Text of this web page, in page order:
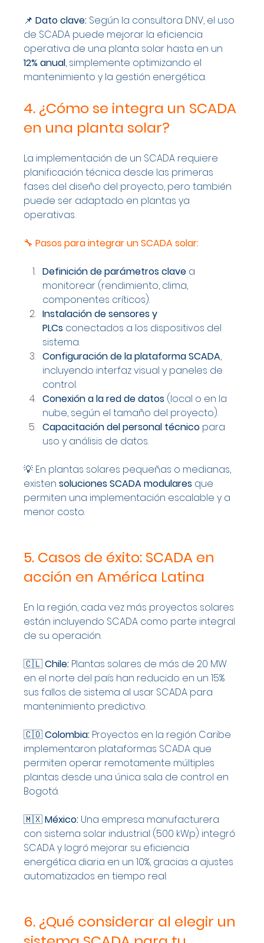
📌 Dato clave: Según la consultora DNV, el uso
de SCADA puede mejorar la eficiencia
operativa de una planta solar hasta en un
12% anual, simplemente optimizando el
mantenimiento y la gestión energética.
4. ¿Cómo se integra un SCADA
en una planta solar?
La implementación de un SCADA requiere
planificación técnica desde las primeras
fases del diseño del proyecto, pero también
puede ser adaptado en plantas ya
operativas.
🔧 Pasos para integrar un SCADA solar:
Definición de parámetros clave a
monitorear (rendimiento, clima,
componentes críticos).
Instalación de sensores y
PLCs conectados a los dispositivos del
sistema.
Configuración de la plataforma SCADA,
incluyendo interfaz visual y paneles de
control.
Conexión a la red de datos (local o en la
nube, según el tamaño del proyecto).
Capacitación del personal técnico para
uso y análisis de datos.
💡 En plantas solares pequeñas o medianas,
existen soluciones SCADA modulares que
permiten una implementación escalable y a
menor costo.
5. Casos de éxito: SCADA en
acción en América Latina
En la región, cada vez más proyectos solares
están incluyendo SCADA como parte integral
de su operación.
🇨🇱 Chile: Plantas solares de más de 20 MW
en el norte del país han reducido en un 15%
sus fallos de sistema al usar SCADA para
mantenimiento predictivo.
🇨🇴 Colombia: Proyectos en la región Caribe
implementaron plataformas SCADA que
permiten operar remotamente múltiples
plantas desde una única sala de control en
Bogotá.
🇲🇽 México: Una empresa manufacturera
con sistema solar industrial (500 kWp) integró
SCADA y logró mejorar su eficiencia
energética diaria en un 10%, gracias a ajustes
automatizados en tiempo real.
6. ¿Qué considerar al elegir un